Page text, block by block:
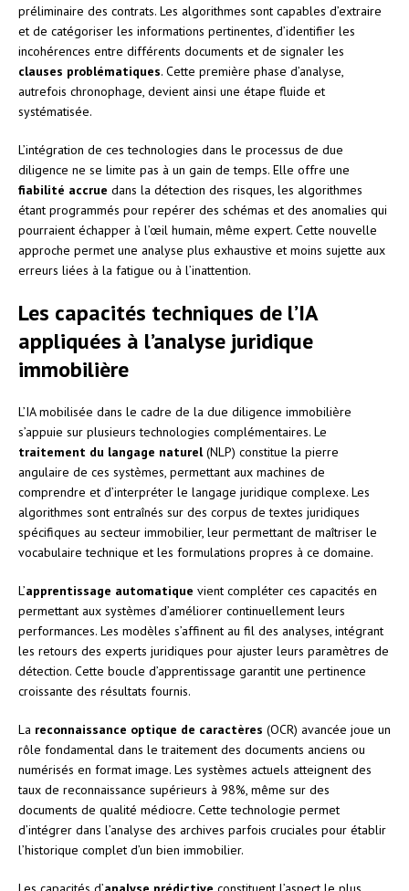
préliminaire des contrats. Les algorithmes sont capables d’extraire
et de catégoriser les informations pertinentes, d’identifier les
incohérences entre différents documents et de signaler les
clauses problématiques. Cette première phase d’analyse,
autrefois chronophage, devient ainsi une étape fluide et
systématisée.
L’intégration de ces technologies dans le processus de due
diligence ne se limite pas à un gain de temps. Elle offre une
fiabilité accrue dans la détection des risques, les algorithmes
étant programmés pour repérer des schémas et des anomalies qui
pourraient échapper à l’œil humain, même expert. Cette nouvelle
approche permet une analyse plus exhaustive et moins sujette aux
erreurs liées à la fatigue ou à l’inattention.
Les capacités techniques de l’IA
appliquées à l’analyse juridique
immobilière
L’IA mobilisée dans le cadre de la due diligence immobilière
s’appuie sur plusieurs technologies complémentaires. Le
traitement du langage naturel(NLP) constitue la pierre
angulaire de ces systèmes, permettant aux machines de
comprendre et d’interpréter le langage juridique complexe. Les
algorithmes sont entraînés sur des corpus de textes juridiques
spécifiques au secteur immobilier, leur permettant de maîtriser le
vocabulaire technique et les formulations propres à ce domaine.
L’apprentissage automatique vient compléter ces capacités en
permettant aux systèmes d’améliorer continuellement leurs
performances. Les modèles s’affinent au fil des analyses, intégrant
les retours des experts juridiques pour ajuster leurs paramètres de
détection. Cette boucle d’apprentissage garantit une pertinence
croissante des résultats fournis.
La reconnaissance optique de caractères (OCR) avancée joue un
rôle fondamental dans le traitement des documents anciens ou
numérisés en format image. Les systèmes actuels atteignent des
taux de reconnaissance supérieurs à 98%, même sur des
documents de qualité médiocre. Cette technologie permet
d’intégrer dans l’analyse des archives parfois cruciales pour établir
l’historique complet d’un bien immobilier.